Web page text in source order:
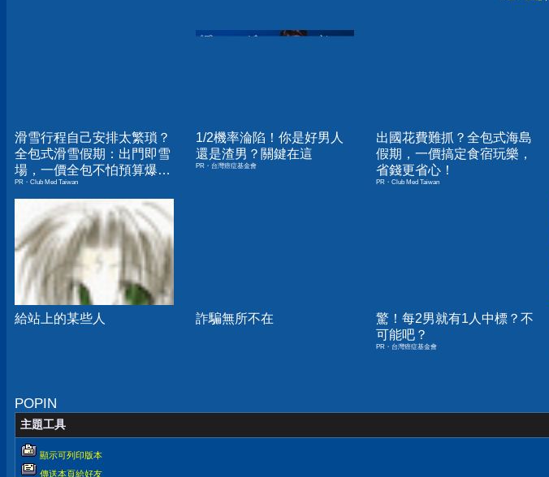
滑雪行程自己安排太繁瑣？
全包式滑雪假期：出門即雪
場，一價全包不怕預算爆
表！
PR・Club Med Taiwan
1/2機率淪陷！你是好男人
還是渣男？關鍵在這
PR・台灣癌症基金會
出國花費難抓？全包式海島
假期，一價搞定食宿玩樂，
省錢更省心！
PR・Club Med Taiwan
給站上的某些人 詐騙無所不在
驚！每2男就有1人中標？不
可能吧？
PR・台灣癌症基金會
POPIN
主題工具
顯示可列印版本
傳送本頁給好友